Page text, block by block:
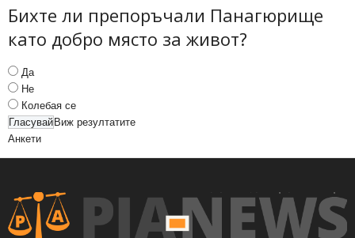
Бихте ли препоръчали Панагюрище
като добро място за живот?
Да
Не
Колебая се
Виж резултатите
Анкети